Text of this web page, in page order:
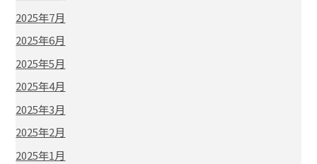
2025年7月
2025年6月
2025年5月
2025年4月
2025年3月
2025年2月
2025年1月